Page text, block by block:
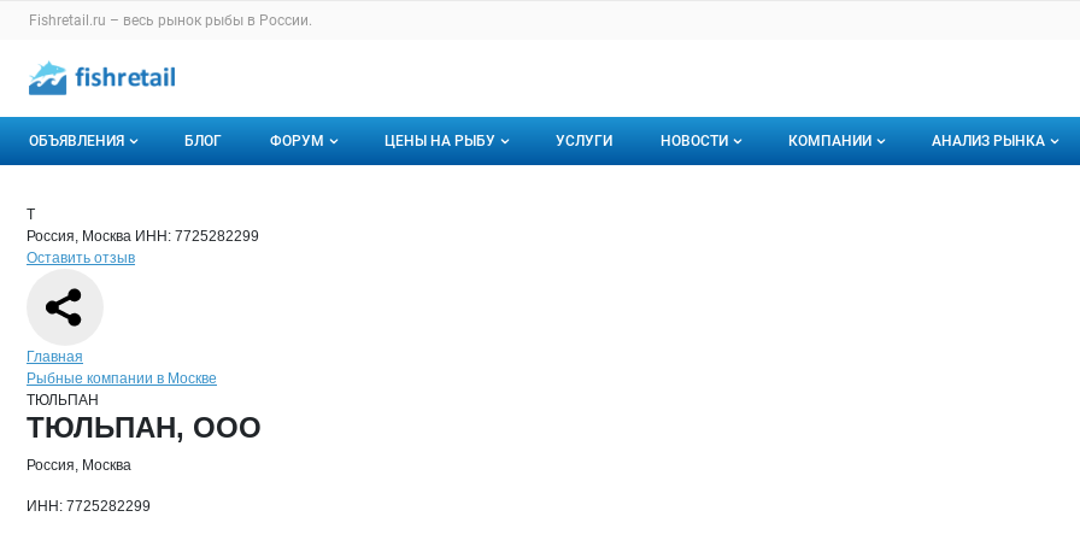
Раздел навигации по сайту fishretail.ru
Fishretail.ru – весь рынок рыбы в России.
Авторизация и меню пользователя
Навигация по разделам сайта fishretail.ru
ОБЪЯВЛЕНИЯ
Горячее предложение
Мои объявления
БЛОГ ФОРУМ ЦЕНЫ НА РЫБУ УСЛУГИ НОВОСТИ КОМПАНИИ АНАЛИЗ РЫНКА
Страница компании
Страница компании
Краткая информация о компании
Т
Россия, Москва ИНН: 7725282299
Оставить отзыв
Навигация по сайту
Главная
Рыбные компании в Москве
ТЮЛЬПАН
Основная информация о компании
ТЮЛЬПАН, ООО
Россия, Москва
ИНН: 7725282299